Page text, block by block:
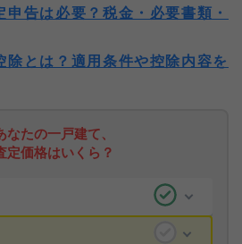
申告は必要？税金・必要書類・
除とは？適用条件や控除内容を
なたの一戸建て、
定価格はいくら？